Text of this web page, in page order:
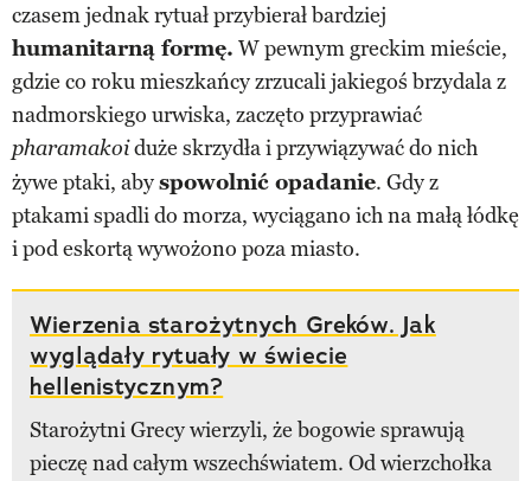
czasem jednak rytuał przybierał bardziej
humanitarną formę. W pewnym greckim mieście,
gdzie co roku mieszkańcy zrzucali jakiegoś brzydala z
nadmorskiego urwiska, zaczęto przyprawiać
pharamakoiduże skrzydła i przywiązywać do nich
żywe ptaki, abyspowolnić opadanie. Gdy z
ptakami spadli do morza, wyciągano ich na małą łódkę
i pod eskortą wywożono poza miasto.
Wierzenia starożytnych Greków. Jak
wyglądały rytuały w świecie
hellenistycznym?
Starożytni Grecy wierzyli, że bogowie sprawują
pieczę nad całym wszechświatem. Od wierzchołka